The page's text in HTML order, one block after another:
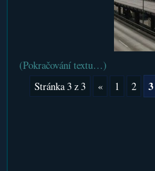
(Pokračování textu…)
Stránka 3 z 3
« 1 2 3